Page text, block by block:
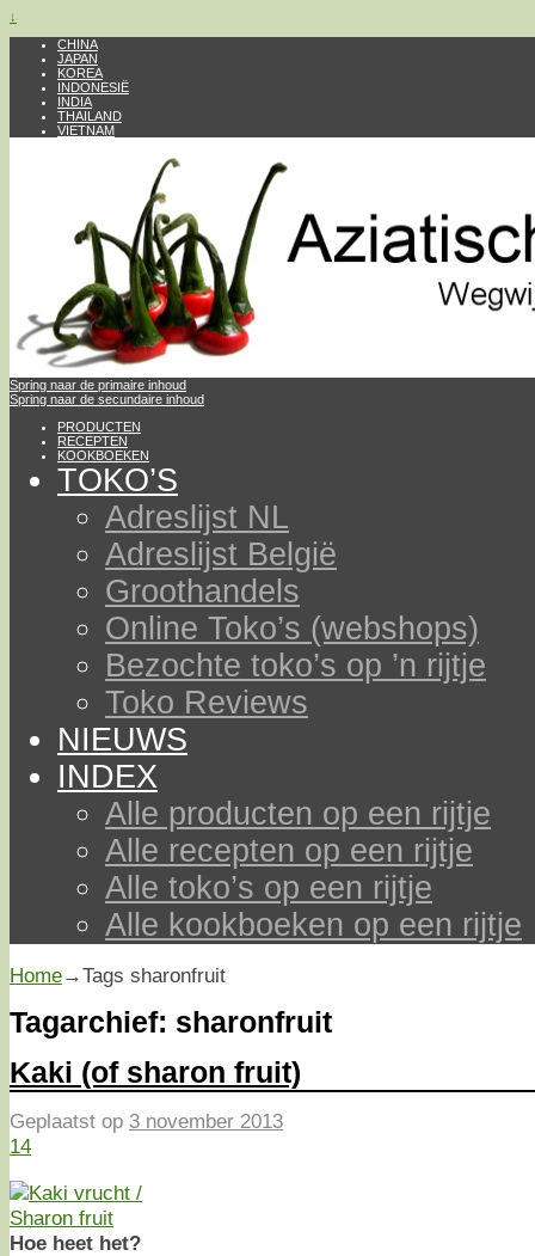
↓
CHINA
JAPAN
KOREA
INDONESIË
INDIA
THAILAND
VIETNAM
Spring naar de primaire inhoud
Spring naar de secundaire inhoud
PRODUCTEN
RECEPTEN
KOOKBOEKEN
TOKO’S
Adreslijst NL
Adreslijst België
Groothandels
Online Toko’s (webshops)
Bezochte toko’s op ’n rijtje
Toko Reviews
NIEUWS
INDEX
Alle producten op een rijtje
Alle recepten op een rijtje
Alle toko’s op een rijtje
Alle kookboeken op een rijtje
Home→Tags sharonfruit
Tagarchief: sharonfruit
Kaki (of sharon fruit)
Geplaatst op 3 november 2013
14
Hoe heet het?